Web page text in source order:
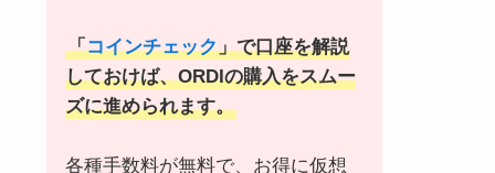
「コインチェック」で口座を解説
しておけば、ORDIの購入をスムー
ズに進められます。
各種手数料が無料で、お得に仮想